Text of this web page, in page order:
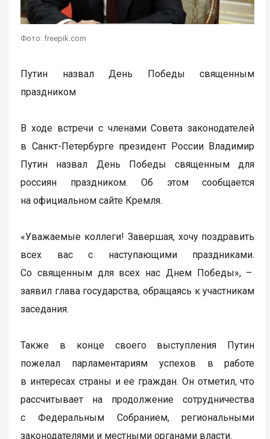
Фото: freepik.com
Путин назвал День Победы священным
праздником
В ходе встречи с членами Совета законодателей
в Санкт-Петербурге президент России Владимир
Путин назвал День Победы священным для
россиян праздником. Об этом сообщается
на официальном сайте Кремля.
«Уважаемые коллеги! Завершая, хочу поздравить
всех вас с наступающими праздниками.
Со священным для всех нас Днем Победы», –
заявил глава государства, обращаясь к участникам
заседания.
Также в конце своего выступления Путин
пожелал парламентариям успехов в работе
в интересах страны и ее граждан. Он отметил, что
рассчитывает на продолжение сотрудничества
с Федеральным Собранием, региональными
законодателями и местными органами власти.